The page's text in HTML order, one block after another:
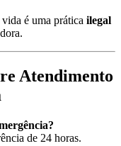
é uma prática ilegal
Atendimento
de 24 horas.